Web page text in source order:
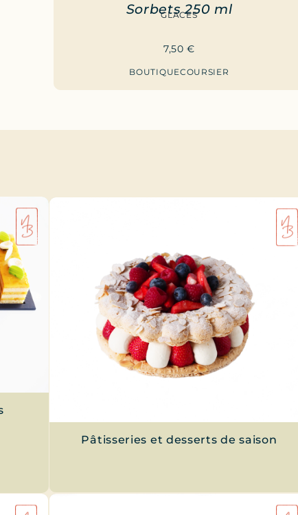
Sorbets 250 ml
GLACES
7,50€
BOUTIQUECOURSIER
Pâtisseries et desserts de saison